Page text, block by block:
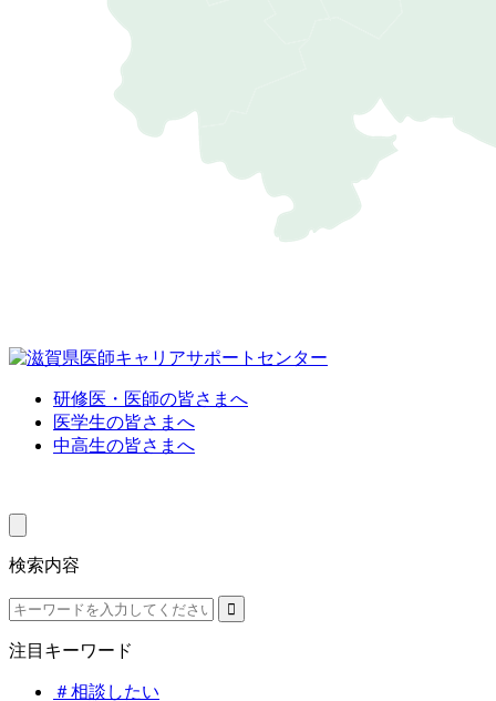
研修医・医師の皆さまへ
医学生の皆さまへ
中高生の皆さまへ
検索内容
注目キーワード
＃相談したい